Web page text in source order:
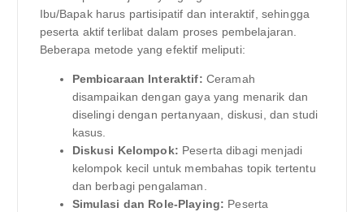
Ibu/Bapak harus partisipatif dan interaktif, sehingga
peserta aktif terlibat dalam proses pembelajaran.
Beberapa metode yang efektif meliputi:
Pembicaraan Interaktif: Ceramah
disampaikan dengan gaya yang menarik dan
diselingi dengan pertanyaan, diskusi, dan studi
kasus.
Diskusi Kelompok: Peserta dibagi menjadi
kelompok kecil untuk membahas topik tertentu
dan berbagi pengalaman.
Simulasi dan Role-Playing: Peserta